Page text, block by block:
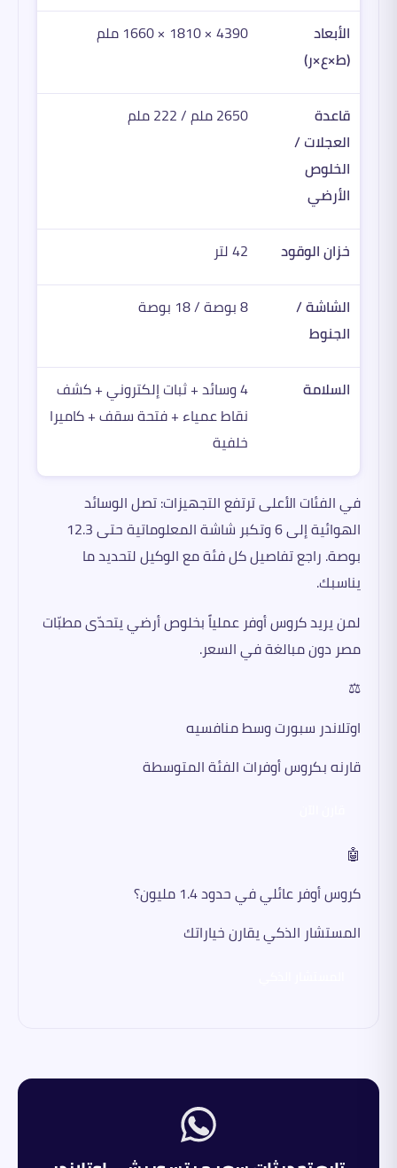
الأبعاد
(ط×ع×ر)
4390 × 1810 × 1660 ملم
قاعدة
العجلات /
الخلوص
الأرضي
2650 ملم / 222 ملم
خزان الوقود 42 لتر
الشاشة /
الجنوط
8 بوصة / 18 بوصة
السلامة
4 وسائد + ثبات إلكتروني + كشف
نقاط عمياء + فتحة سقف + كاميرا
خلفية
في الفئات الأعلى ترتفع التجهيزات: تصل الوسائد
الهوائية إلى 6 وتكبر شاشة المعلوماتية حتى 12.3
بوصة. راجع تفاصيل كل فئة مع الوكيل لتحديد ما
يناسبك.
لمن يريد كروس أوفر عملياً بخلوص أرضي يتحدّى مطبّات
مصر دون مبالغة في السعر.
⚖️
اوتلاندر سبورت وسط منافسيه
قارنه بكروس أوفرات الفئة المتوسطة
🤖
كروس أوفر عائلي في حدود 1.4 مليون؟
المستشار الذكي يقارن خياراتك